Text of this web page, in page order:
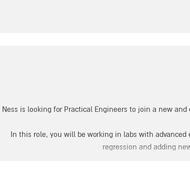
דומה
Ness is looking for Practical Engineers to join a new
In this role, you will be working in labs with
regression and adding